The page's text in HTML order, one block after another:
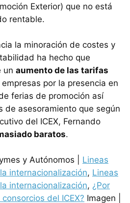
Exterior) que no está
rentable.
la minoración de costes y
ha hecho que
un aumento de las tarifas
por la presencia en
ferias de promoción así
de asesoramiento que según
del ICEX, Fernando
baratos.
y Autónomos | Lineas
internacionalización, Lineas
internacionalización, ¿Por
del ICEX? Imagen |